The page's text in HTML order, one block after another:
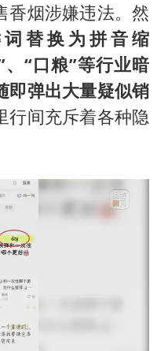
香烟涉嫌违法。然
替换为拼音缩
“口粮”等行业暗
即弹出大量疑似销
行间充斥着各种隐